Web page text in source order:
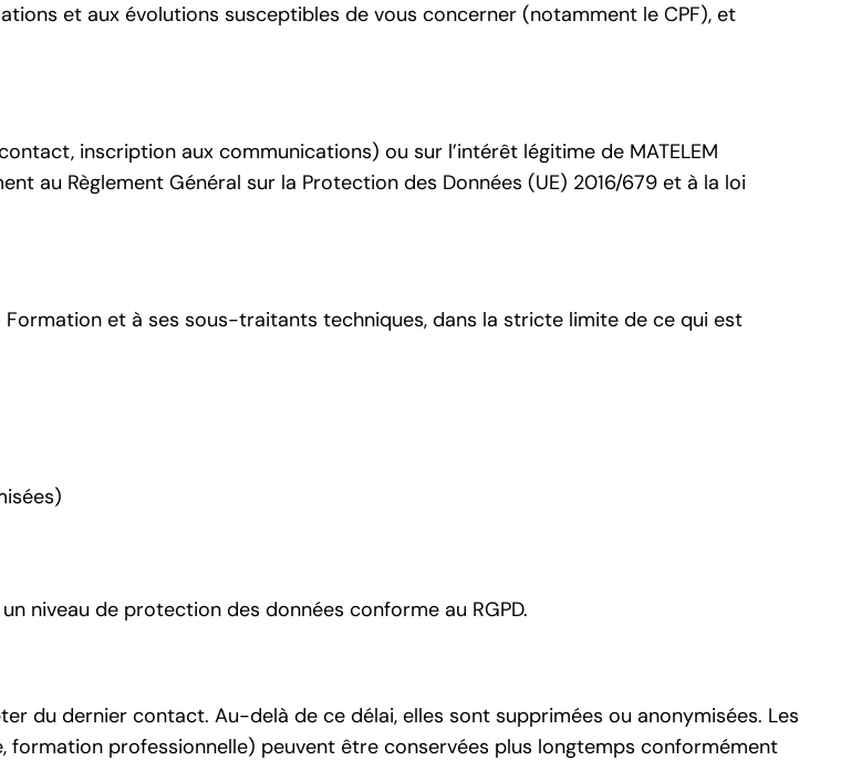
et aux évolutions susceptibles de vous concerner (notamment le CPF), et
inscription aux communications) ou sur l’intérêt légitime de MATELEM
au Règlement Général sur la Protection des Données (UE) 2016/679 et à la loi
Formation et à ses sous-traitants techniques, dans la stricte limite de ce qui est
niveau de protection des données conforme au RGPD.
du dernier contact. Au-delà de ce délai, elles sont supprimées ou anonymisées. Les
formation professionnelle) peuvent être conservées plus longtemps conformément